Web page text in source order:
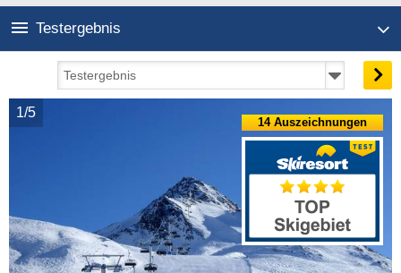
Testergebnis
1/5
14 Auszeichnungen